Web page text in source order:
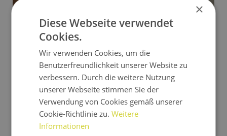
4 Sterne Hotel superior
Dips & Drops
5542 Flachau Salzburg • Österreich
Kategorie €€ Angebote
Der Event-Hub Dips&Drops in der Flachau verbindet
moderne Seminartechnik mit Outdoor-Abenteuern.
×
Diese Webseite verwendet
Cookies.
Wir verwenden Cookies, um die
Benutzerfreundlichkeit unserer Website zu
verbessern. Durch die weitere Nutzung
unserer Webseite stimmen Sie der
Verwendung von Cookies gemäß unserer
Cookie-Richtlinie zu.Weitere
Informationen